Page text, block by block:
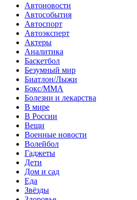
Автоновости
Автособытия
Автоспорт
Автоэксперт
Актеры
Аналитика
Баскетбол
Безумный мир
Биатлон/Лыжи
Бокс/MMA
Болезни и лекарства
В мире
В России
Вещи
Военные новости
Волейбол
Гаджеты
Дети
Дом и сад
Еда
Звёзды